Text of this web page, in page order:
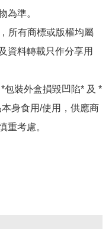
為準。
所有商標或版權均屬
資料轉載只作分享用
包裝外盒損毀凹陷* 及 *
身食用/使用，供應商
重考慮。